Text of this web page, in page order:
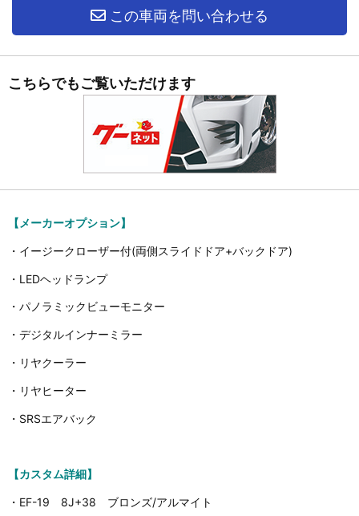
この車両を問い合わせる
こちらでもご覧いただけます
【メーカーオプション】
・イージークローザー付(両側スライドドア+バックドア)
・LEDヘッドランプ
・パノラミックビューモニター
・デジタルインナーミラー
・リヤクーラー
・リヤヒーター
・SRSエアバック
【カスタム詳細】
・EF-19 8J+38 ブロンズ/アルマイト